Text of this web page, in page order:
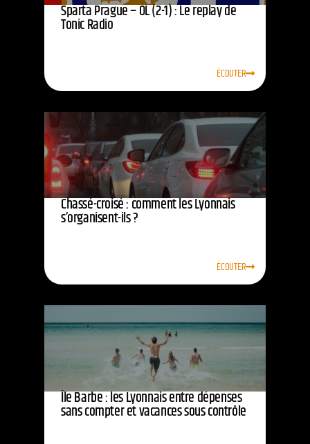
Sparta Prague – OL (2-1) : Le replay de
Tonic Radio
ÉCOUTER
Chassé-croisé : comment les Lyonnais
s’organisent-ils ?
ÉCOUTER
Île Barbe : les Lyonnais entre dépenses
sans compter et vacances sous contrôle